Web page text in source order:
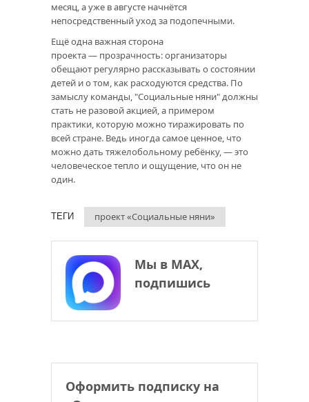
месяц, а уже в августе начнётся
непосредственный уход за подопечными.
Ещё одна важная сторона
проекта — прозрачность: организаторы
обещают регулярно рассказывать о состоянии
детей и о том, как расходуются средства. По
замыслу команды, "Социальные няни" должны
стать не разовой акцией, а примером
практики, которую можно тиражировать по
всей стране. Ведь иногда самое ценное, что
можно дать тяжелобольному ребёнку, — это
человеческое тепло и ощущение, что он не
один.
ТЕГИ проект «Социальные няни»
Мы в МАХ,
подпишись
Оформить подписку на